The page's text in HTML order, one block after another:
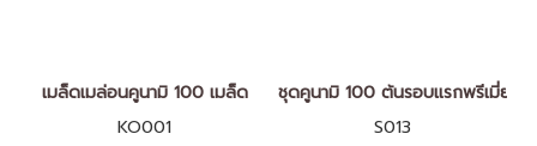
เมล็ดเมล่อนคูนามิ 100 เมล็ด
KO001
ชุดคูนามิ 100 ต้นรอบแรกพรีเมี่ยม
S013